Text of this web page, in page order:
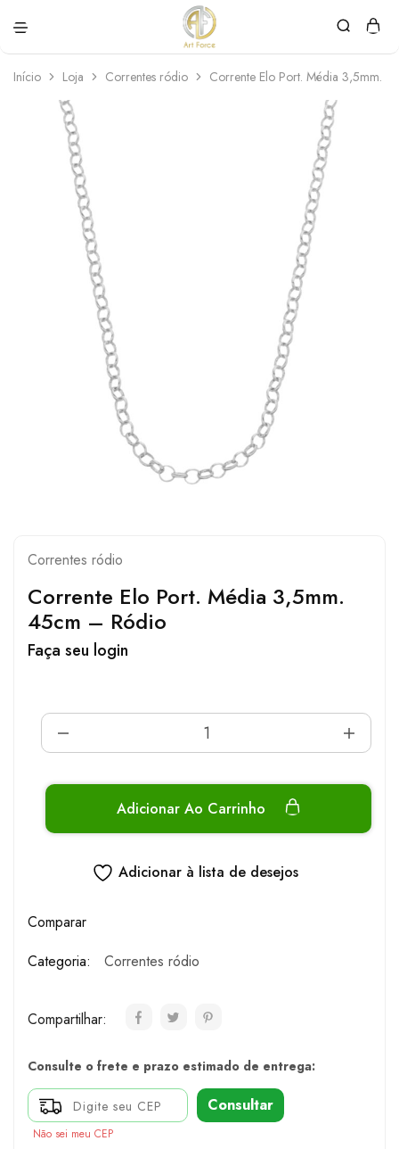
Force
personalizadas
Início Loja Correntes ródio Corrente Elo Port. Média 3,5mm.
Correntes ródio
Corrente Elo Port. Média 3,5mm.
45cm – Ródio
Faça seu login
Adicionar Ao Carrinho
Adicionar à lista de desejos
Comparar
Categoria:
Correntes ródio
Compartilhar:
Consulte o frete e prazo estimado de entrega:
Consultar
Não sei meu CEP